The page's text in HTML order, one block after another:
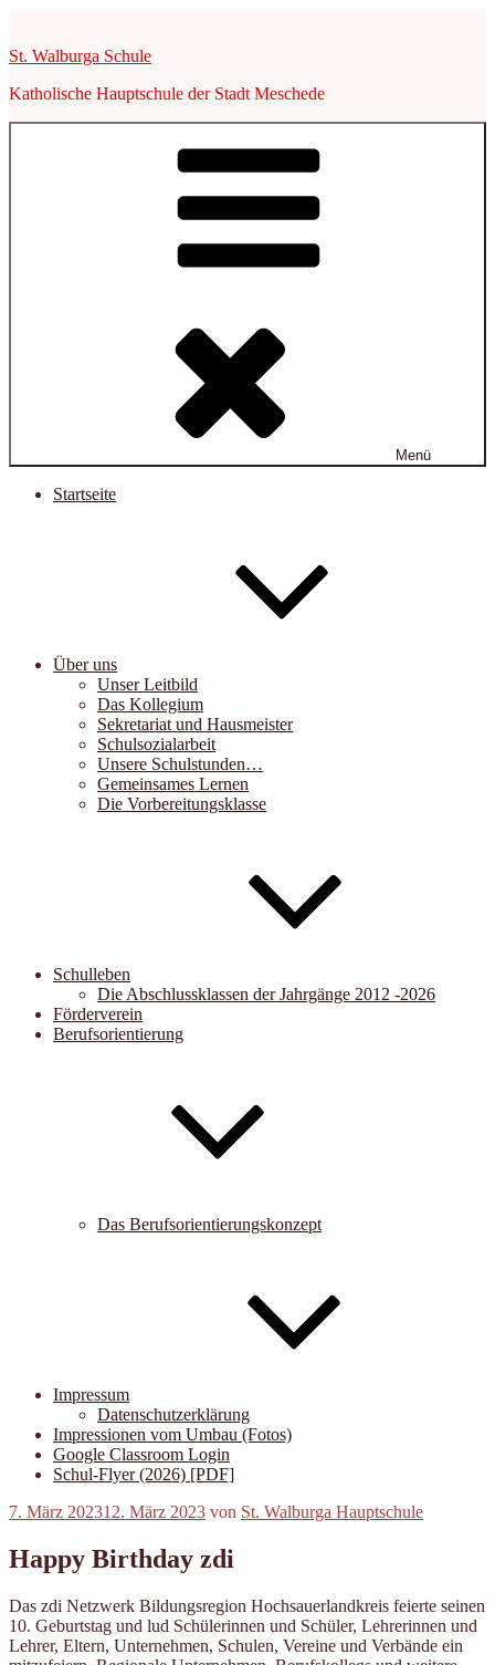
springen
St. Walburga Schule
Katholische Hauptschule der Stadt Meschede
Menü
Startseite
Über uns
Unser Leitbild
Das Kollegium
Sekretariat und Hausmeister
Schulsozialarbeit
Unsere Schulstunden…
Gemeinsames Lernen
Die Vorbereitungsklasse
Schulleben
Die Abschlussklassen der Jahrgänge 2012 -2026
Förderverein
Berufsorientierung
Das Berufsorientierungskonzept
Impressum
Datenschutzerklärung
Impressionen vom Umbau (Fotos)
Google Classroom Login
Schul-Flyer (2026) [PDF]
Veröffentlicht
7. März 202312. März 2023 von St. Walburga Hauptschule
Happy Birthday zdi
Das zdi Netzwerk Bildungsregion Hochsauerlandkreis feierte seinen
10. Geburtstag und lud Schülerinnen und Schüler, Lehrerinnen und
Lehrer, Eltern, Unternehmen, Schulen, Vereine und Verbände ein